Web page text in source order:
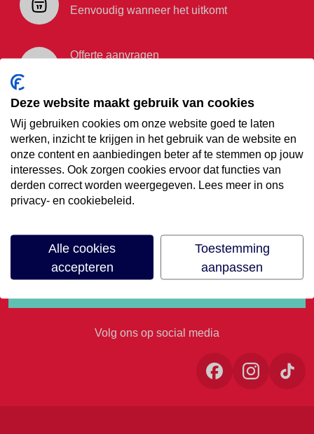
Eenvoudig wanneer het uitkomt
Offerte aanvragen
€35,- korting op je
volgende vakantie
Meld je aan voor onze nieuwsbrief
Volg ons op social media
Deze website maakt gebruik van cookies
Wij gebruiken cookies om onze website goed te laten
werken, inzicht te krijgen in het gebruik van de website en
onze content en aanbiedingen beter af te stemmen op jouw
interesses. Ook zorgen cookies ervoor dat functies van
derden correct worden weergegeven. Lees meer in ons
privacy- en cookiebeleid.
Alle cookies
accepteren
Toestemming
aanpassen